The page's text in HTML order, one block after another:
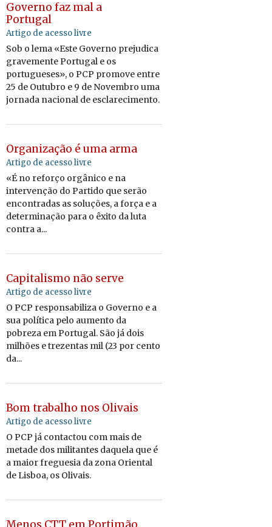
Governo faz mal a
Portugal
Artigo de acesso livre
Sob o lema «Este Governo prejudica
gravemente Portugal e os
portugueses», o PCP promove entre
25 de Outubro e 9 de Novembro uma
jornada nacional de esclarecimento.
Organização é uma arma
Artigo de acesso livre
«É no reforço orgânico e na
intervenção do Partido que serão
encontradas as soluções, a força e a
determinação para o êxito da luta
contra a...
Capitalismo não serve
Artigo de acesso livre
O PCP responsabiliza o Governo e a
sua política pelo aumento da
pobreza em Portugal. São já dois
milhões e trezentas mil (23 por cento
da...
Bom trabalho nos Olivais
Artigo de acesso livre
O PCP já contactou com mais de
metade dos militantes daquela que é
a maior freguesia da zona Oriental
de Lisboa, os Olivais.